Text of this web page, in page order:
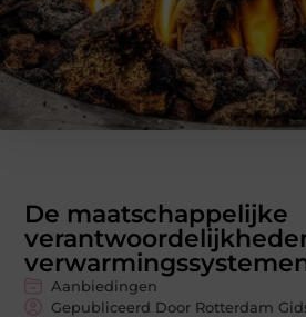
De maatschappelijke
Aanbiedingen
Gepubliceerd Door Rotterdam